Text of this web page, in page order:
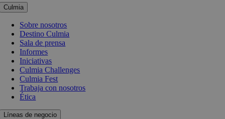
Culmia
Sobre nosotros
Destino Culmia
Sala de prensa
Informes
Iniciativas
Culmia Challenges
Culmia Fest
Trabaja con nosotros
Ética
Líneas de negocio